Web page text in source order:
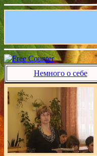
Немного о себе